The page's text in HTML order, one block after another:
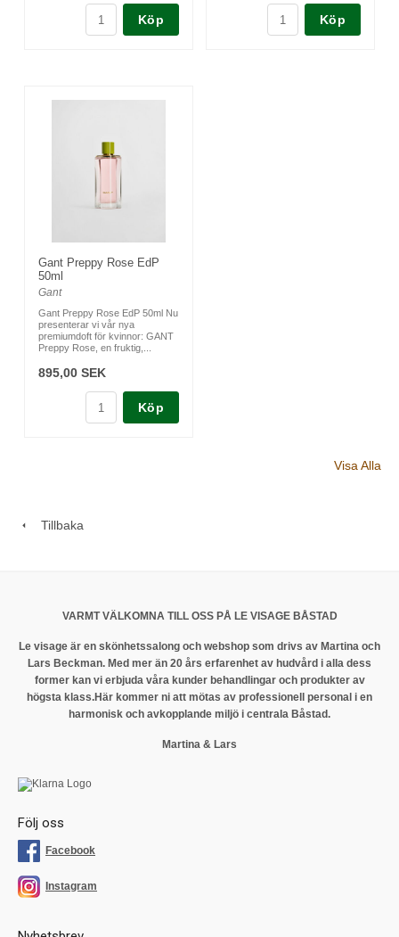
Köp Köp
Gant Preppy Rose EdP
50ml
Gant
Gant Preppy Rose EdP 50ml Nu
presenterar vi vår nya
premiumdoft för kvinnor: GANT
Preppy Rose, en fruktig,...
895,00 SEK
Köp
Visa Alla
Tillbaka
VARMT VÄLKOMNA TILL OSS PÅ LE VISAGE BÅSTAD
Le visage är en skönhetssalong och webshop som drivs av Martina och
Lars Beckman. Med mer än 20 års erfarenhet av hudvård i alla dess
former kan vi erbjuda våra kunder behandlingar och produkter av
högsta klass.Här kommer ni att mötas av professionell personal i en
harmonisk och avkopplande miljö i centrala Båstad.
Martina & Lars
Följ oss
Facebook
Instagram